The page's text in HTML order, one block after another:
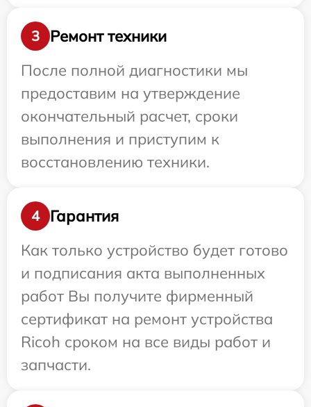
3
Ремонт техники
После полной диагностики мы
предоставим на утверждение
окончательный расчет, сроки
выполнения и приступим к
восстановлению техники.
4
Гарантия
Как только устройство будет готово
и подписания акта выполненных
работ Вы получите фирменный
сертификат на ремонт устройства
Ricoh сроком на все виды работ и
запчасти.